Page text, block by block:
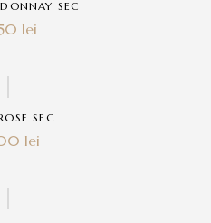
SEC
lei
SEC
lei